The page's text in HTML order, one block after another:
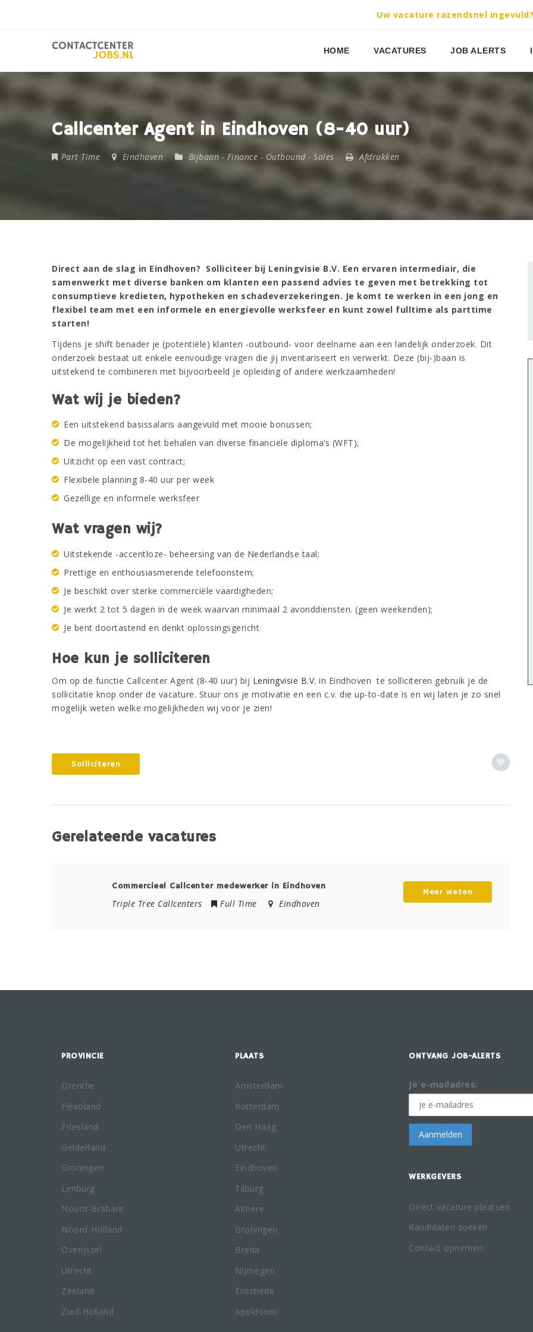
Uw vacature razendsnel ingevuld?
HOME VACATURES JOB ALERTS
Callcenter Agent in Eindhoven (8-40 uur)
Part Time Eindhoven Bijbaan - Finance - Outbound- Sales Afdrukken
Direct aan de slag in Eindhoven? Solliciteer bij Leningvisie B.V. Een ervaren intermediair, die
samenwerkt met diverse banken om klanten een passend advies te geven met betrekking tot
consumptieve kredieten, hypotheken en schadeverzekeringen. Je komt te werken in een jong en
flexibel team met een informele en energievolle werksfeer en kunt zowel fulltime als parttime
starten!
Tijdens je shift benader je (potentiële) klanten -outbound- voor deelname aan een landelijk onderzoek. Dit
onderzoek bestaat uit enkele eenvoudige vragen die jij inventariseert en verwerkt. Deze (bij-)baan is
uitstekend te combineren met bijvoorbeeld je opleiding of andere werkzaamheden!
Wat wij je bieden?
Een uitstekend basissalaris aangevuld met mooie bonussen;
De mogelijkheid tot het behalen van diverse financiële diploma’s (WFT);
Uitzicht op een vast contract;
Flexibele planning 8-40 uur per week
Gezellige en informele werksfeer
Wat vragen wij?
Uitstekende -accentloze- beheersing van de Nederlandse taal;
Prettige en enthousiasmerende telefoonstem;
Je beschikt over sterke commerciële vaardigheden;
Je werkt 2 tot 5 dagen in de week waarvan minimaal 2 avonddiensten. (geen weekenden);
Je bent doortastend en denkt oplossingsgericht
Hoe kun je solliciteren
Om op de functie Callcenter Agent (8-40 uur) bij Leningvisie B.V. in Eindhoven te solliciteren gebruik je de
sollicitatie knop onder de vacature. Stuur ons je motivatie en een c.v. die up-to-date is en wij laten je zo snel
mogelijk weten welke mogelijkheden wij voor je zien!
Solliciteren
Gerelateerde vacatures
Commercieel Callcenter medewerker in Eindhoven
Triple Tree Callcenters Full Time Eindhoven
Meer weten
PROVINCIE
Drenthe
Flevoland
Friesland
Gelderland
Groningen
Limburg
Noord-Brabant
Noord-Holland
Overijssel
Utrecht
Zeeland
Zuid-Holland
PLAATS
Amsterdam
Rotterdam
Den Haag
Utrecht
Eindhoven
Tilburg
Almere
Groningen
Breda
Nijmegen
Enschede
Apeldoorn
ONTVANG JOB-ALERTS
Je e-mailadres:
WERKGEVERS
Direct vacature plaatsen
Kandidaten zoeken
Contact opnemen